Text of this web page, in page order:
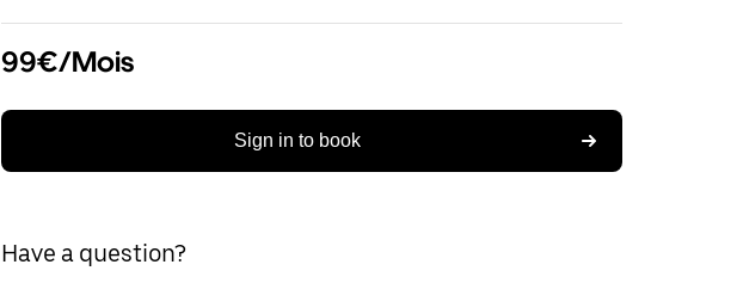
99€/Mois
Sign in to book
Have a question?